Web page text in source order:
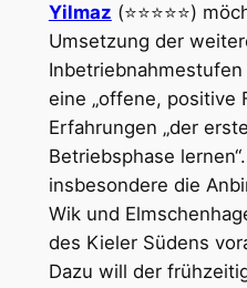
Yilmaz (⭐⭐⭐⭐⭐)
Umsetzung der
eine „offene, positive
Erfahrungen „der
Betriebsphase
insbesondere die
Wik und
des Kieler Südens
Dazu will der